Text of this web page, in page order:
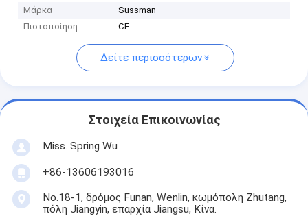
Μάρκα
Sussman
Πιστοποίηση
CE
Δείτε περισσότερων
Στοιχεία Επικοινωνίας
Miss. Spring Wu
+86-13606193016
No.18-1, δρόμος Funan, Wenlin, κωμόπολη Zhutang,
πόλη Jiangyin, επαρχία Jiangsu, Κίνα.